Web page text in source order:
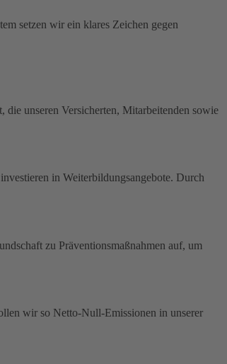
setzen wir ein klares Zeichen gegen
unseren Versicherten, Mitarbeitenden sowie
in Weiterbildungsangebote. Durch
zu Präventionsmaßnahmen auf, um
wir so Netto-Null-Emissionen in unserer